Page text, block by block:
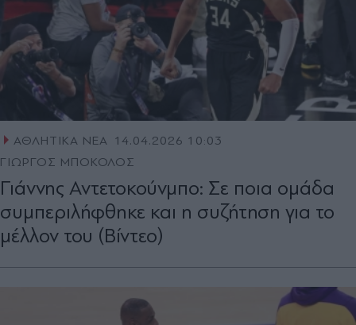
ΑΘΛΗΤΙΚΑ ΝΕΑ 14.04.2026 10:03
ΓΙΩΡΓΟΣ ΜΠΟΚΟΛΟΣ
Γιάννης Αντετοκούνμπο: Σε ποια ομάδα
συμπεριλήφθηκε και η συζήτηση για το
μέλλον του (Βίντεο)